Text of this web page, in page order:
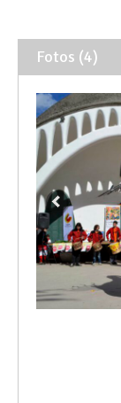
Fotos (4)